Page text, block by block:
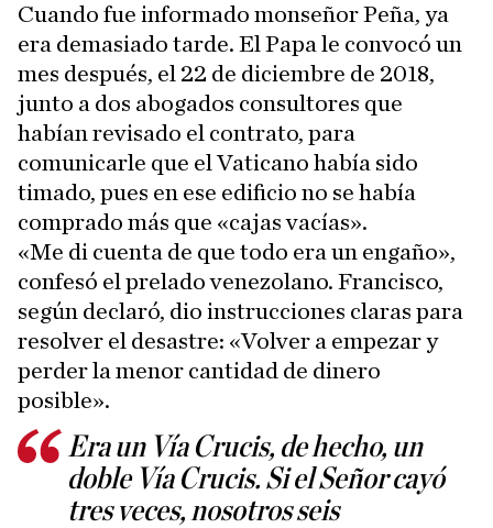
Cuando fue informado monseñor Peña, ya
era demasiado tarde. El Papa le convocó un
mes después, el 22 de diciembre de 2018,
junto a dos abogados consultores que
habían revisado el contrato, para
comunicarle que el Vaticano había sido
timado, pues en ese edificio no se había
comprado más que «cajas vacías».
«Me di cuenta de que todo era un engaño»,
confesó el prelado venezolano. Francisco,
según declaró, dio instrucciones claras para
resolver el desastre: «Volver a empezar y
perder la menor cantidad de dinero
posible».
Era un Vía Crucis, de hecho, un
doble Vía Crucis. Si el Señor cayó
tres veces, nosotros seis